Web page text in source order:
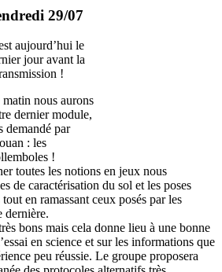
29/07
aujourd’hui le
jour avant la
!
matin nous aurons
dernier module,
demandé par
: les
!
toutes les notions en jeux nous
de caractérisation du sol et les poses
en ramassant ceux posés par les
dernière.
bons mais cela donne lieu à une bonne
en science et sur les informations que
peu réussie. Le groupe proposera